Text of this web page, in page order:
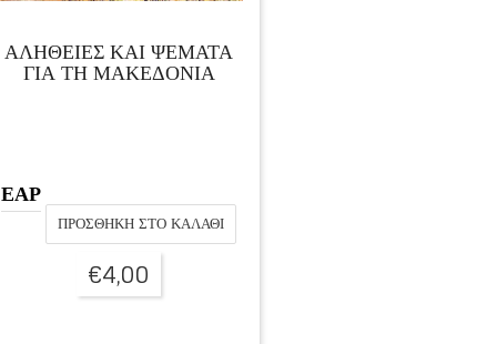
ΑΛΗΘΕΙΕΣ ΚΑΙ ΨΕΜΑΤΑ
ΓΙΑ ΤΗ ΜΑΚΕΔΟΝΙΑ
ΕΑΡ
ΠΡΟΣΘΉΚΗ ΣΤΟ ΚΑΛΆΘΙ
€4,00